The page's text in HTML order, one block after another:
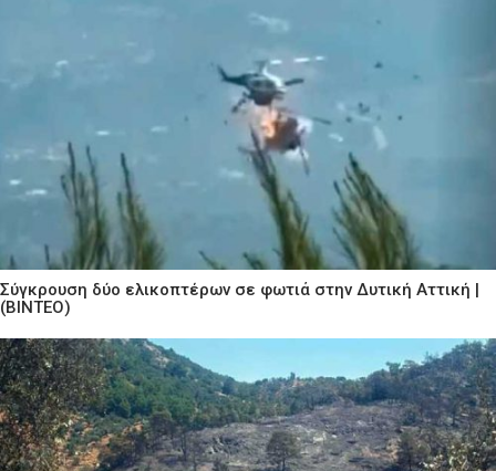
Σύγκρουση δύο ελικοπτέρων σε φωτιά στην Δυτική Αττική |
(ΒΙΝΤΕΟ)